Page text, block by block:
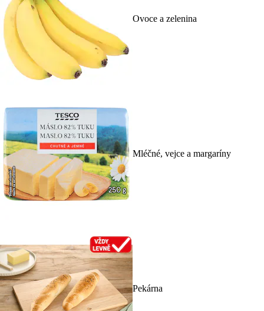
Ovoce a zelenina
Mléčné, vejce a margaríny
Pekárna